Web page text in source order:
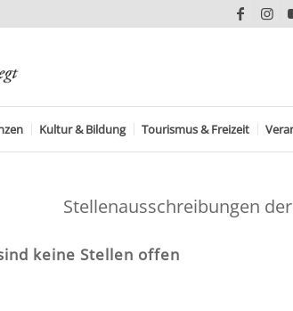
Kultur & Bildung Tourismus & Freizeit
Stellenausschreibungen
keine Stellen offen